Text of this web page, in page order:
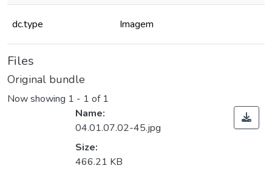
dc.type Imagem
Files
Original bundle
Now showing 1 - 1 of 1
Name:
04.01.07.02-45.jpg
Size:
466.21 KB